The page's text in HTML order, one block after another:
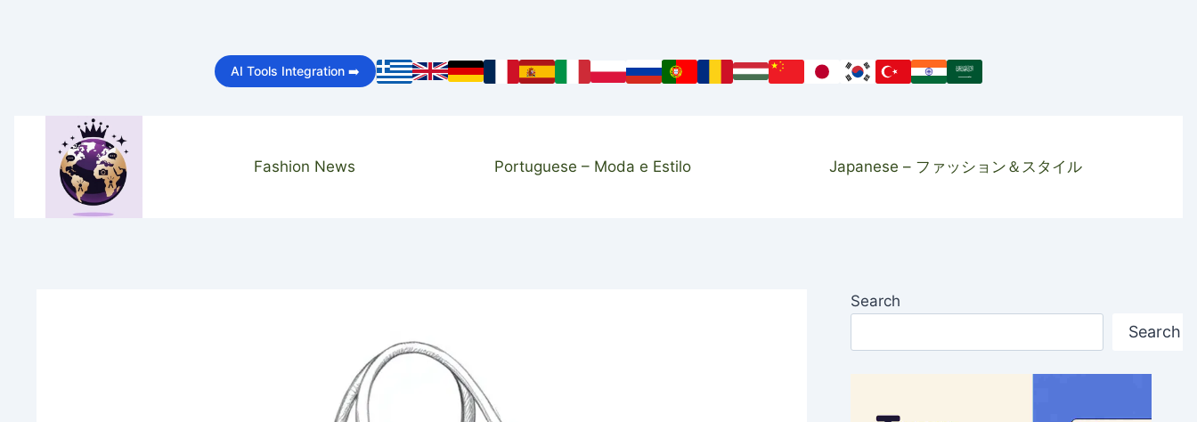
AI Tools Integration ➡️
Fashion News Portuguese – Moda e Estilo Japanese – ファッション＆スタイル
Search
Search